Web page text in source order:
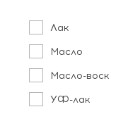
Лак
Масло
Масло-воск
УФ-лак